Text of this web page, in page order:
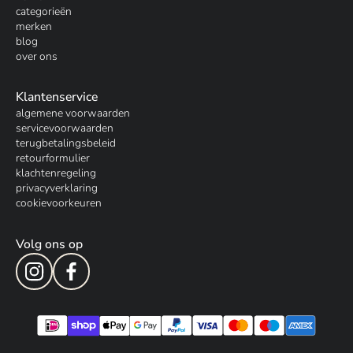
categorieën
merken
blog
over ons
Klantenservice
algemene voorwaarden
servicevoorwaarden
terugbetalingsbeleid
retourformulier
klachtenregeling
privacyverklaring
cookievoorkeuren
Volg ons op